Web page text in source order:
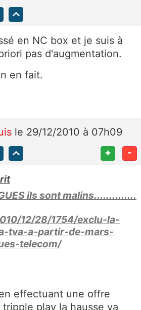
en NC box et je suis à
pas d'augmentation.
en fait.
le 29/12/2010 à 07h09
+ -
ils sont malins..............
12/28/1754/exclu-la-
tva-a-partir-de-mars-
telecom/
effectuant une offre
play la hausse va